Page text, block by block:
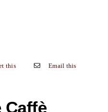
this Email this
Caffè